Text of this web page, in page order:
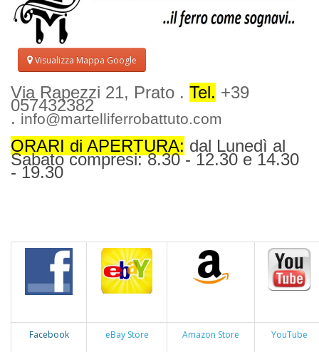
Visualizza Mappa Google
Via Rapezzi 21, Prato . Tel. +39
057432382
. info@martelliferrobattuto.com
ORARI di APERTURA: dal Lunedì al
Sabato compresi: 8.30 - 12.30 e 14.30
- 19.30
Facebook eBay Store Amazon Store YouTube